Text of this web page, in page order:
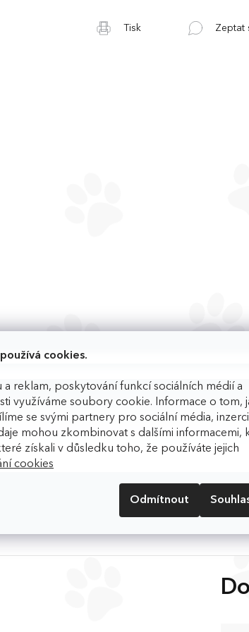
cookies.
a reklam, poskytování funkcí sociálních médií a
využíváme soubory cookie. Informace o tom,
se svými partnery pro sociální média,
mohou zkombinovat s dalšími informacemi,
získali v důsledku toho, že používáte jejich
cookies
Odmítnout
Tisk Zeptat